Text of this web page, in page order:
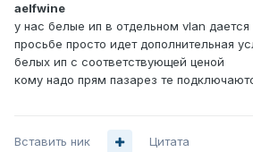
aelfwine
у нас белые ип в отдельном vlan дается
просьбе просто идет дополнительная
белых ип с соответствующей ценой
кому надо прям пазарез те
Вставить ник Цитата